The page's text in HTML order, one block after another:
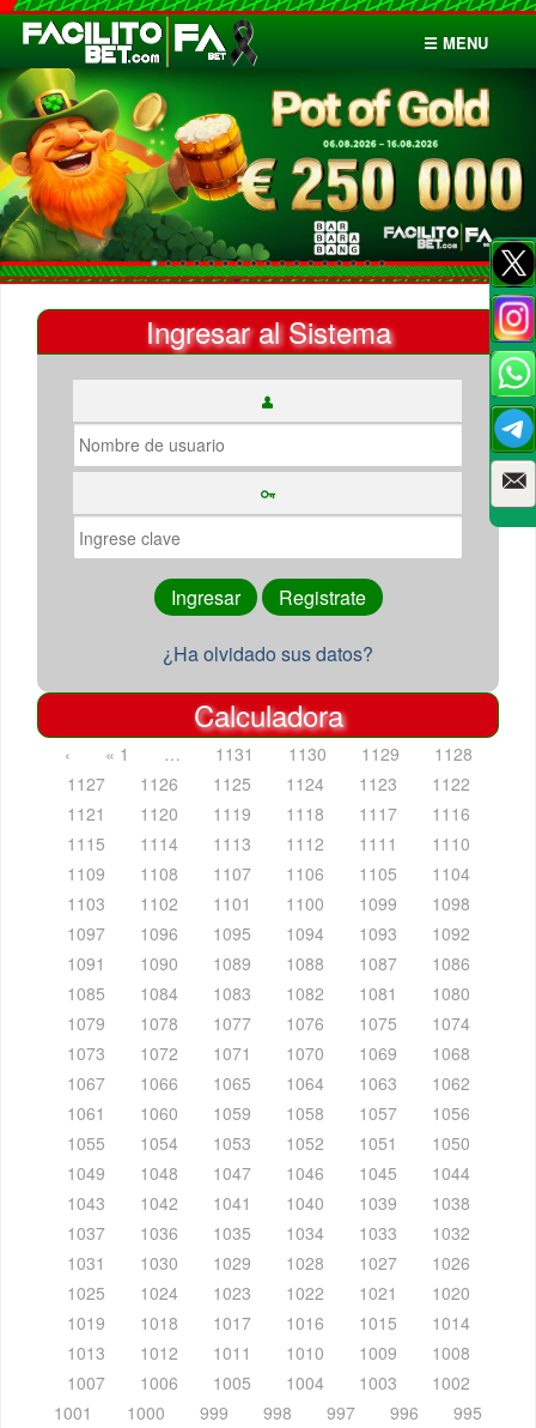
☰ MENU
Inicio
Apuestas
Cuentas
Ingresar al Sistema
¿Ha olvidado sus datos?
Calculadora
‹ « 1 … 1131 1130 1129
1128
1127
1126 1125 1124 1123
1122
1121
1120 1119 1118 1117
1116
1115
1114 1113 1112 1111
1110
1109
1108 1107 1106 1105
1104
1103
1102 1101 1100 1099
1098
1097
1096 1095 1094 1093
1092
1091
1090 1089 1088 1087
1086
1085
1084 1083 1082 1081
1080
1079
1078 1077 1076 1075
1074
1073
1072 1071 1070 1069
1068
1067
1066 1065 1064 1063
1062
1061
1060 1059 1058 1057
1056
1055
1054 1053 1052 1051
1050
1049
1048 1047 1046 1045
1044
1043
1042 1041 1040 1039
1038
1037
1036 1035 1034 1033
1032
1031
1030 1029 1028 1027
1026
1025
1024 1023 1022 1021
1020
1019
1018 1017 1016 1015
1014
1013
1012 1011 1010 1009
1008
1007
1006 1005 1004 1003
1002
1001
1000 999 998 997 996
995